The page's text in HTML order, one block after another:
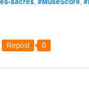
Repost 0